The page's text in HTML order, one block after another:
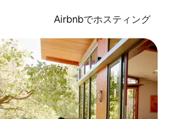
Airbnbでホスティング